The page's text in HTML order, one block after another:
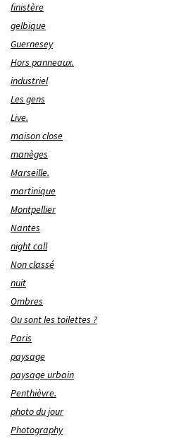
finistère
gelbique
Guernesey
Hors panneaux.
industriel
Les gens
Live.
maison close
manèges
Marseille.
martinique
Montpellier
Nantes
night call
Non classé
nuit
Ombres
Ou sont les toilettes ?
Paris
paysage
paysage urbain
Penthièvre.
photo du jour
Photography